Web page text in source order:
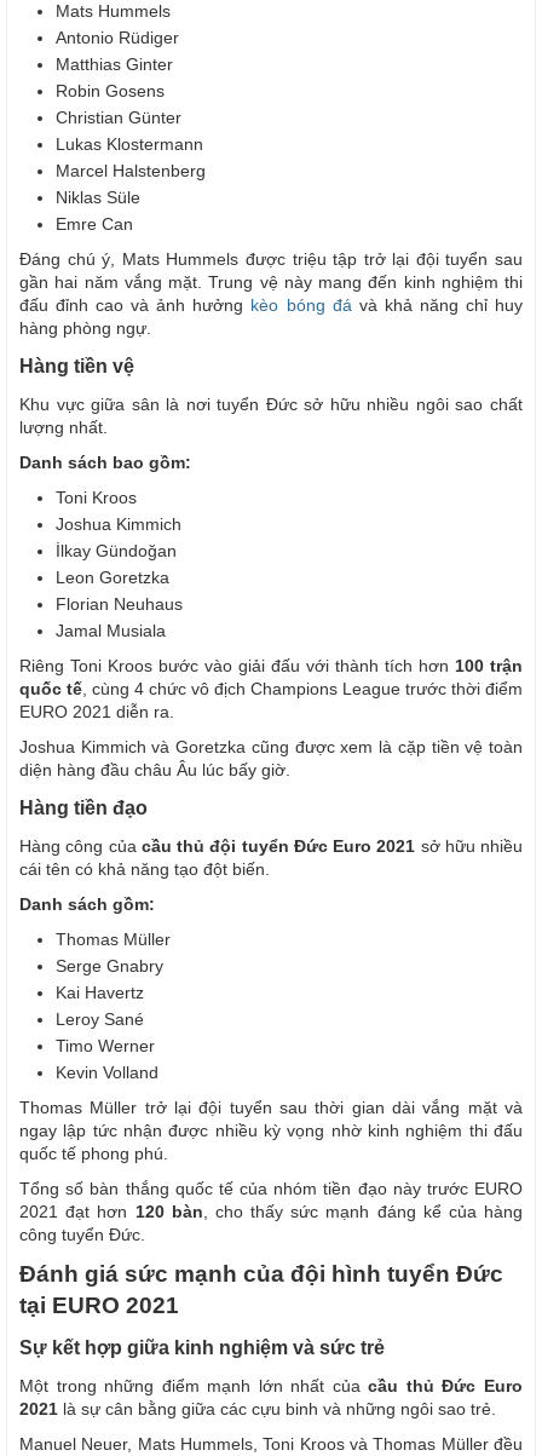
Mats Hummels
Antonio Rüdiger
Matthias Ginter
Robin Gosens
Christian Günter
Lukas Klostermann
Marcel Halstenberg
Niklas Süle
Emre Can
Đáng chú ý, Mats Hummels được triệu tập trở lại đội tuyển sau
gần hai năm vắng mặt. Trung vệ này mang đến kinh nghiệm thi
đấu đỉnh cao và ảnh hưởng kèo bóng đávà khả năng chỉ huy
hàng phòng ngự.
Hàng tiền vệ
Khu vực giữa sân là nơi tuyển Đức sở hữu nhiều ngôi sao chất
lượng nhất.
Danh sách bao gồm:
Toni Kroos
Joshua Kimmich
İlkay Gündoğan
Leon Goretzka
Florian Neuhaus
Jamal Musiala
Riêng Toni Kroos bước vào giải đấu với thành tích hơn 100 trận
quốc tế, cùng 4 chức vô địch Champions League trước thời điểm
EURO 2021 diễn ra.
Joshua Kimmich và Goretzka cũng được xem là cặp tiền vệ toàn
diện hàng đầu châu Âu lúc bấy giờ.
Hàng tiền đạo
Hàng công của cầu thủ đội tuyển Đức Euro 2021 sở hữu nhiều
cái tên có khả năng tạo đột biến.
Danh sách gồm:
Thomas Müller
Serge Gnabry
Kai Havertz
Leroy Sané
Timo Werner
Kevin Volland
Thomas Müller trở lại đội tuyển sau thời gian dài vắng mặt và
ngay lập tức nhận được nhiều kỳ vọng nhờ kinh nghiệm thi đấu
quốc tế phong phú.
Tổng số bàn thắng quốc tế của nhóm tiền đạo này trước EURO
2021 đạt hơn 120 bàn, cho thấy sức mạnh đáng kể của hàng
công tuyển Đức.
Đánh giá sức mạnh của đội hình tuyển Đức
tại EURO 2021
Sự kết hợp giữa kinh nghiệm và sức trẻ
Một trong những điểm mạnh lớn nhất củacầu thủ Đức Euro
2021 là sự cân bằng giữa các cựu binh và những ngôi sao trẻ.
Manuel Neuer, Mats Hummels, Toni Kroos và Thomas Müller đều